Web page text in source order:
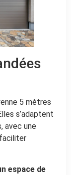
5 mètres
s’adaptent
avec une
espace de